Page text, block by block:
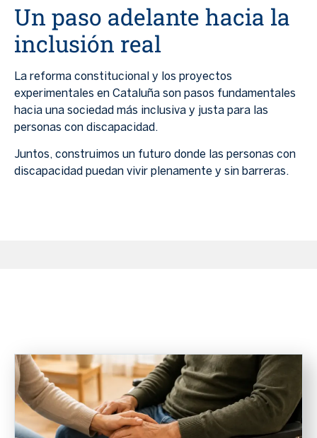
Un paso adelante hacia la
inclusión real
La reforma constitucional y los proyectos
experimentales en Cataluña son pasos fundamentales
hacia una sociedad más inclusiva y justa para las
personas con discapacidad.
Juntos, construimos un futuro donde las personas con
discapacidad puedan vivir plenamente y sin barreras.